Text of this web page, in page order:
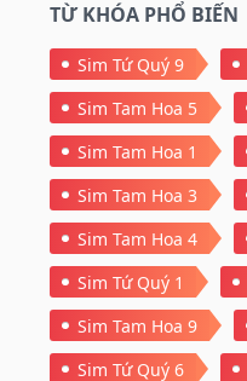
TỪ KHÓA PHỔ BIẾN
Sim Tứ Quý 9
Sim Tam Hoa 5
Sim Tam Hoa 1
Sim Tam Hoa 3
Sim Tam Hoa 4
Sim Tứ Quý 1
Sim Tam Hoa 9
Sim Tứ Quý 6